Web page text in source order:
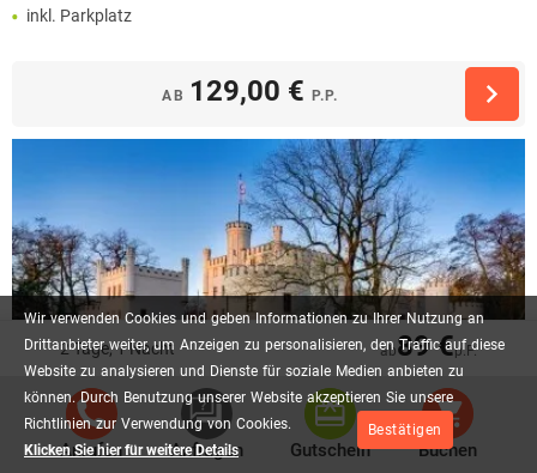
Wir verwenden Cookies und geben Informationen zu Ihrer Nutzung an
Drittanbieter weiter, um Anzeigen zu personalisieren, den Traffic auf diese
Website zu analysieren und Dienste für soziale Medien anbieten zu
können. Durch Benutzung unserer Website akzeptieren Sie unsere
Richtlinien zur Verwendung von Cookies.
Klicken Sie hier für weitere Details
Bestätigen
2 Tage, 1 Nacht ab89 €p.P.
Anrufen Anfragen Gutschein Buchen
inkl. Parkplatz
AB 129,00 € P.P.